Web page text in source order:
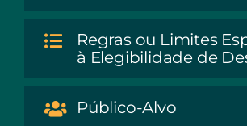
Regras ou Limites
à Elegibilidade de
Público-Alvo